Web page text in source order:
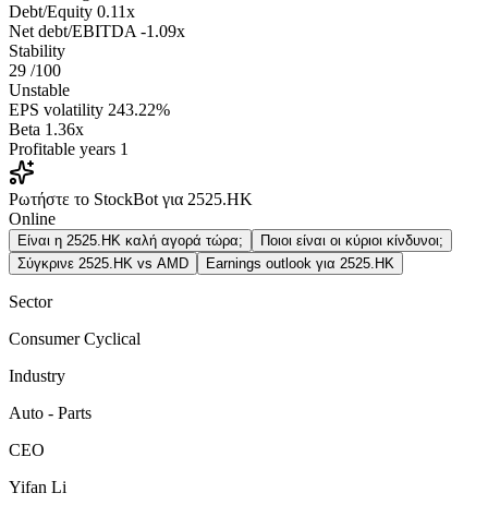
Debt/Equity 0.11x
Net debt/EBITDA -1.09x
Stability
29 /100
Unstable
EPS volatility 243.22%
Beta 1.36x
Profitable years 1
Ρωτήστε το StockBot για 2525.HK
Online
Είναι η 2525.HK καλή αγορά τώρα;
Ποιοι είναι οι κύριοι κίνδυνοι;
Σύγκρινε 2525.HK vs AMD
Earnings outlook για 2525.HK
Sector
Consumer Cyclical
Industry
Auto - Parts
CEO
Yifan Li